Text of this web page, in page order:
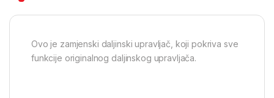
Ovo je zamjenski daljinski upravljač, koji pokriva sve
funkcije originalnog daljinskog upravljača.